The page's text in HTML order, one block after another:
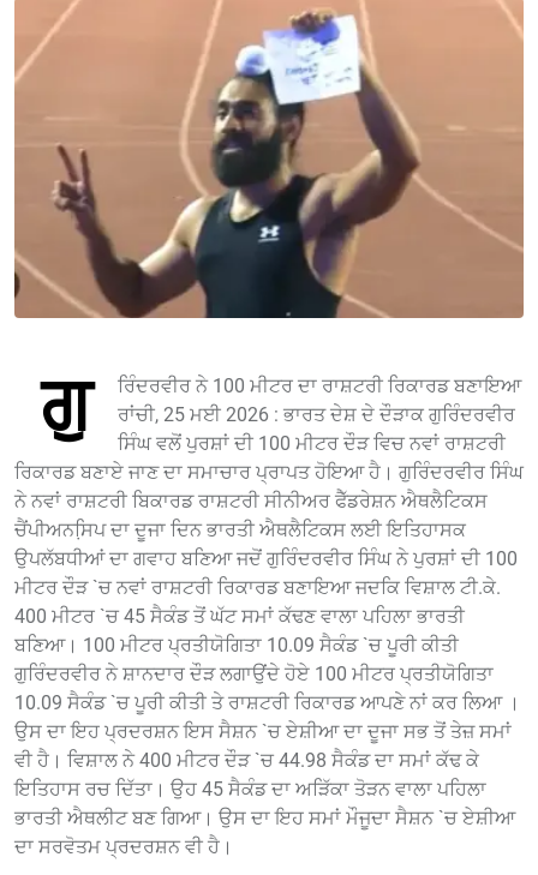
ਗੁ
ਰਿੰਦਰਵੀਰ ਨੇ 100 ਮੀਟਰ ਦਾ ਰਾਸ਼ਟਰੀ ਰਿਕਾਰਡ ਬਣਾਇਆ
ਰਾਂਚੀ, 25 ਮਈ 2026 : ਭਾਰਤ ਦੇਸ਼ ਦੇ ਦੌੜਾਕ ਗੁਰਿੰਦਰਵੀਰ
ਸਿੰਘ ਵਲੋਂ ਪੁਰਸ਼ਾਂ ਦੀ 100 ਮੀਟਰ ਦੌੜ ਵਿਚ ਨਵਾਂ ਰਾਸ਼ਟਰੀ
ਰਿਕਾਰਡ ਬਣਾਏ ਜਾਣ ਦਾ ਸਮਾਚਾਰ ਪ੍ਰਾਪਤ ਹੋਇਆ ਹੈ। ਗੁਰਿੰਦਰਵੀਰ ਸਿੰਘ
ਨੇ ਨਵਾਂ ਰਾਸ਼ਟਰੀ ਬਿਕਾਰਡ ਰਾਸ਼ਟਰੀ ਸੀਨੀਅਰ ਫੈੱਡਰੇਸ਼ਨ ਐਥਲੈਟਿਕਸ
ਚੈਂਪੀਅਨਸਿ਼ਪ ਦਾ ਦੂਜਾ ਦਿਨ ਭਾਰਤੀ ਐਥਲੈਟਿਕਸ ਲਈ ਇਤਿਹਾਸਕ
ਉਪਲੱਬਧੀਆਂ ਦਾ ਗਵਾਹ ਬਣਿਆ ਜਦੋਂ ਗੁਰਿੰਦਰਵੀਰ ਸਿੰਘ ਨੇ ਪੁਰਸ਼ਾਂ ਦੀ 100
ਮੀਟਰ ਦੌੜ `ਚ ਨਵਾਂ ਰਾਸ਼ਟਰੀ ਰਿਕਾਰਡ ਬਣਾਇਆ ਜਦਕਿ ਵਿਸ਼ਾਲ ਟੀ.ਕੇ.
400 ਮੀਟਰ `ਚ 45 ਸੈਕੰਡ ਤੋਂ ਘੱਟ ਸਮਾਂ ਕੱਢਣ ਵਾਲਾ ਪਹਿਲਾ ਭਾਰਤੀ
ਬਣਿਆ। 100 ਮੀਟਰ ਪ੍ਰਤੀਯੋਗਿਤਾ 10.09 ਸੈਕੰਡ `ਚ ਪੂਰੀ ਕੀਤੀ
ਗੁਰਿੰਦਰਵੀਰ ਨੇ ਸ਼ਾਨਦਾਰ ਦੌੜ ਲਗਾਉਂਦੇ ਹੋਏ 100 ਮੀਟਰ ਪ੍ਰਤੀਯੋਗਿਤਾ
10.09 ਸੈਕੰਡ `ਚ ਪੂਰੀ ਕੀਤੀ ਤੇ ਰਾਸ਼ਟਰੀ ਰਿਕਾਰਡ ਆਪਣੇ ਨਾਂ ਕਰ ਲਿਆ ।
ਉਸ ਦਾ ਇਹ ਪ੍ਰਦਰਸ਼ਨ ਇਸ ਸੈਸ਼ਨ `ਚ ਏਸ਼ੀਆ ਦਾ ਦੂਜਾ ਸਭ ਤੋਂ ਤੇਜ਼ ਸਮਾਂ
ਵੀ ਹੈ। ਵਿਸ਼ਾਲ ਨੇ 400 ਮੀਟਰ ਦੌੜ `ਚ 44.98 ਸੈਕੰਡ ਦਾ ਸਮਾਂ ਕੱਢ ਕੇ
ਇਤਿਹਾਸ ਰਚ ਦਿੱਤਾ। ਉਹ 45 ਸੈਕੰਡ ਦਾ ਅੜਿੱਕਾ ਤੋੜਨ ਵਾਲਾ ਪਹਿਲਾ
ਭਾਰਤੀ ਐਥਲੀਟ ਬਣ ਗਿਆ। ਉਸ ਦਾ ਇਹ ਸਮਾਂ ਮੌਜੂਦਾ ਸੈਸ਼ਨ `ਚ ਏਸ਼ੀਆ
ਦਾ ਸਰਵੋਤਮ ਪ੍ਰਦਰਸ਼ਨ ਵੀ ਹੈ।